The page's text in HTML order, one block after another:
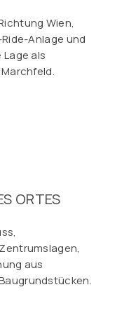
Wien,
Anlage und
als
ORTES
aus